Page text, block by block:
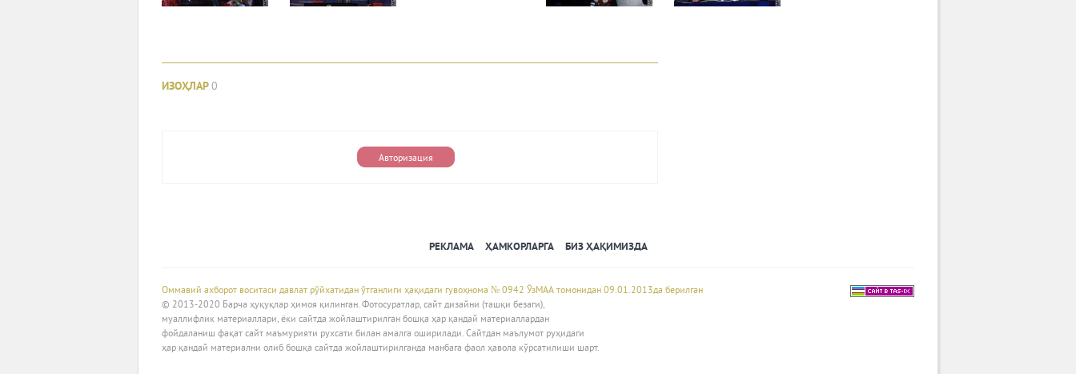
ИЗОҲЛАР0
Авторизация
РЕКЛАМА ҲАМКОРЛАРГА БИЗ ҲАҚИМИЗДА
Оммавий ахборот воситаси давлат рўйхатидан ўтганлиги ҳақидаги гувоҳнома № 0942 ЎзМАА томонидан 09.01.2013да берилган
© 2013-2020 Барча ҳуқуқлар ҳимоя қилинган. Фотосуратлар, сайт дизайни (ташқи безаги),
муаллифлик материаллари, ёки сайтда жойлаштирилган бошқа ҳар қандай материаллардан
фойдаланиш фақат сайт маъмурияти рухсати билан амалга оширилади. Сайтдан маълумот руҳидаги
ҳар қандай материални олиб бошқа сайтда жойлаштирилганда манбага фаол ҳавола кўрсатилиши шарт.